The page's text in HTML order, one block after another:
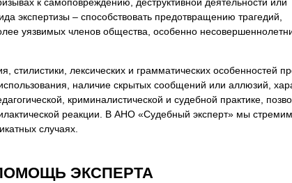
Почерковедческая экспертиза
Психологическая экспертиза
Химическая экспертиза
Экспертиза давности создания документа
экспертизы – способствовать предотвращению трагедий,
уязвимых членов общества, особенно
стилистики, лексических и грамматических особенностей
наличие скрытых сообщений или аллюзий,
криминалистической и судебной практике,
реакции. В АНО «Судебный эксперт» мы
случаях.
ЭКСПЕРТА